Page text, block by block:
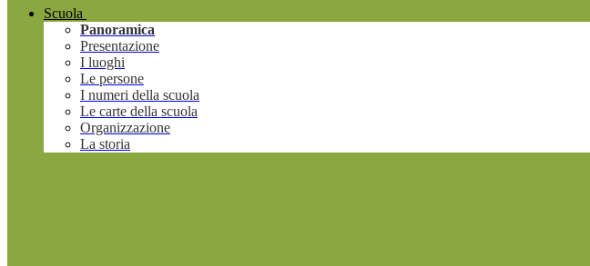
Scuola
Panoramica
Presentazione
I luoghi
Le persone
I numeri della scuola
Le carte della scuola
Organizzazione
La storia